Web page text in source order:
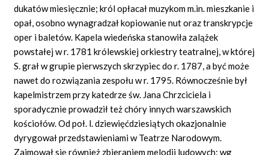
dukatów miesięcznie; król opłacał muzykom m.in. mieszkanie i
opał, osobno wynagradzał kopiowanie nut oraz transkrypcje
oper i baletów. Kapela wiedeńska stanowiła zalążek
powstałej w r. 1781 królewskiej orkiestry teatralnej, w której
S. grał w grupie pierwszych skrzypiec do r. 1787, a być może
nawet do rozwiązania zespołu w r. 1795. Równocześnie był
kapelmistrzem przy katedrze św. Jana Chrzciciela i
sporadycznie prowadził też chóry innych warszawskich
kościołów. Od poł. l. dziewięćdziesiątych okazjonalnie
dyrygował przedstawieniami w Teatrze Narodowym.
Zajmował się również zbieraniem melodii ludowych; wg